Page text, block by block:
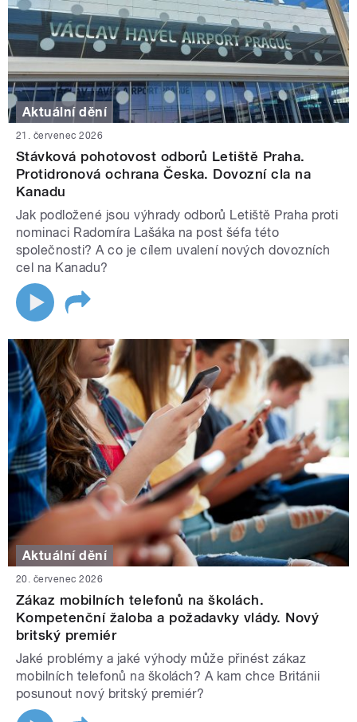
Aktuální dění
21. červenec 2026
Stávková pohotovost odborů Letiště Praha.
Protidronová ochrana Česka. Dovozní cla na
Kanadu
Jak podložené jsou výhrady odborů Letiště Praha proti
nominaci Radomíra Lašáka na post šéfa této
společnosti? A co je cílem uvalení nových dovozních
cel na Kanadu?
Aktuální dění
20. červenec 2026
Zákaz mobilních telefonů na školách.
Kompetenční žaloba a požadavky vlády. Nový
britský premiér
Jaké problémy a jaké výhody může přinést zákaz
mobilních telefonů na školách? A kam chce Británii
posunout nový britský premiér?